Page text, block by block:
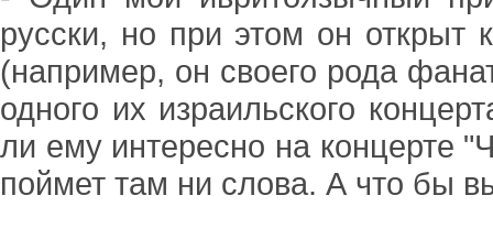
русски, но при этом он открыт
(например, он своего рода
одного их израильского
ли ему интересно на концерте
поймет там ни слова. А что бы